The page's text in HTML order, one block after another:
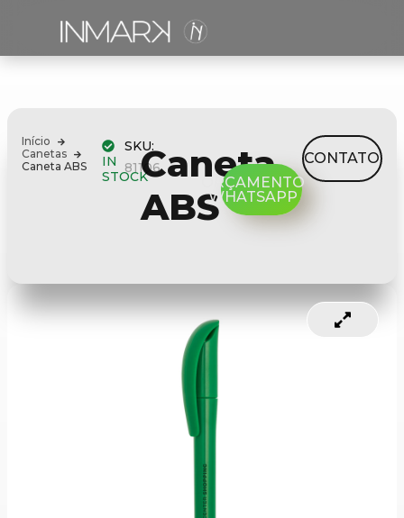
Início
Canetas
Caneta ABS
IN
STOCK
SKU:
81106
Caneta
ABS
ORÇAMENTO
WHATSAPP
CONTATO